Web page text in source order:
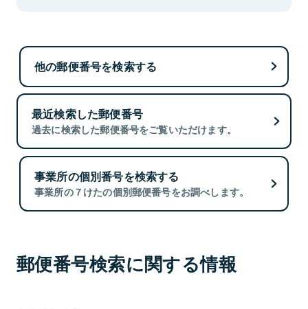
他の郵便番号を検索する
最近検索した郵便番号
過去に検索した郵便番号をご覧いただけます。
事業所の個別番号を検索する
事業所の７けたの個別郵便番号をお調べします。
郵便番号検索に関する情報